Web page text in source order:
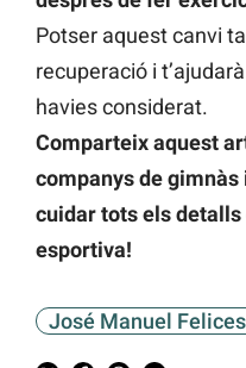
Potser aquest canvi
recuperació i
havies considerat.
Comparteix aquest
companys de gimnàs
cuidar tots els detalls
esportiva!
José Manuel Felices